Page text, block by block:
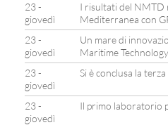
23 -
giovedì
I risultati del NMTD
Mediterranea con
23 -
giovedì
Un mare di
Maritime
23 -
giovedì
Si è conclusa la
23 -
giovedì
Il primo laboratorio